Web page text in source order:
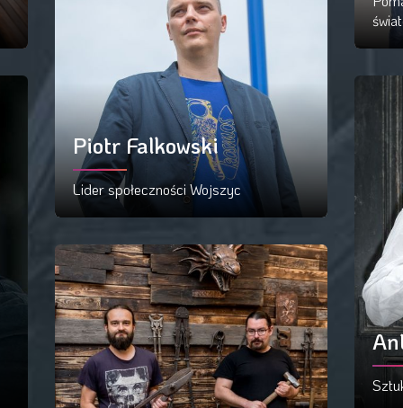
Piotr Falkowski
Lider społeczności Wojszyc
Czytaj więcej